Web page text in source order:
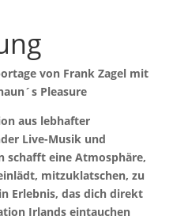
von Frank Zagel mit
Pleasure
aus lebhafter
Live-Musik und
schafft eine Atmosphäre,
mitzuklatschen, zu
Erlebnis, das dich direkt
Irlands eintauchen